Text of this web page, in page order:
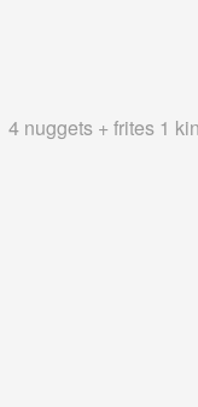
4 nuggets + frites 1